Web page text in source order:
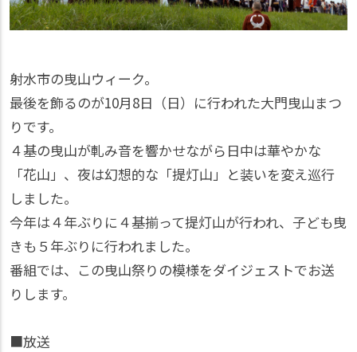
射水市の曳山ウィーク。
最後を飾るのが10月8日（日）に行われた大門曳山まつ
りです。
４基の曳山が軋み音を響かせながら日中は華やかな
「花山」、夜は幻想的な「提灯山」と装いを変え巡行
しました。
今年は４年ぶりに４基揃って提灯山が行われ、子ども曳
きも５年ぶりに行われました。
番組では、この曳山祭りの模様をダイジェストでお送
りします。
■放送